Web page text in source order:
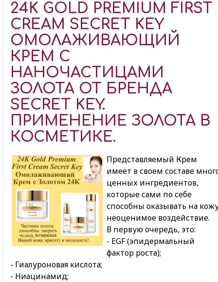
24K GOLD PREMIUM FIRST
CREAM SECRET KEY
ОМОЛАЖИВАЮЩИЙ
КРЕМ С
НАНОЧАСТИЦАМИ
ЗОЛОТА ОТ БРЕНДА
SECRET KEY.
ПРИМЕНЕНИЕ ЗОЛОТА В
КОСМЕТИКЕ.
Представляемый Крем
имеет в своем составе
ценных ингредиентов,
которые сами по себе
способны оказывать на
неоценимое воздействие.
В первую очередь, это:
- EGF (эпидермальный
фактор роста);
- Гиалуроновая кислота;
- Ниацинамид;